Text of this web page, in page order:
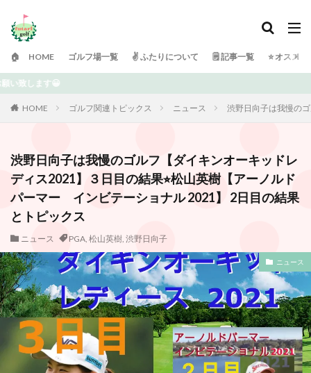
🏠 HOME ゴルフ場一覧 ✌️ ふたりについて 🗒 記事一覧 ⭐️ オスス
HOME ゴルフ関連トピックス ニュース 渋野日向子は我慢の
渋野日向子は我慢のゴルフ【ダイキンオーキッドレ
ディス2021】３日目の結果⭐︎松山英樹【アーノルド
パーマー インビテーショナル 2021】 2日目の結果
とトピックス
ニュース PGA, 松山英樹, 渋野日向子
ニュース